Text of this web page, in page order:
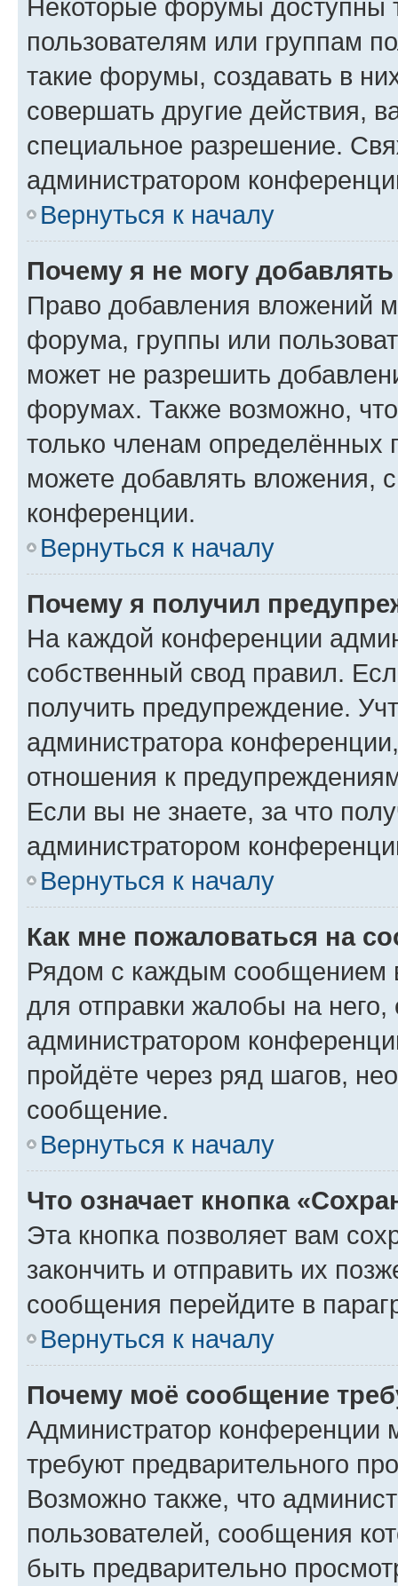
Некоторые форумы доступны
пользователям или группам
такие форумы, создавать в
совершать другие действия,
специальное разрешение.
администратором
Вернуться к началу
Почему я не могу
Право добавления вложений
форума, группы или
может не разрешить
форумах. Также возможно,
только членам определённых
можете добавлять вложения,
конференции.
Вернуться к началу
Почему я получил
На каждой конференции
собственный свод правил.
получить предупреждение.
администратора
отношения к
Если вы не знаете, за что
администратором
Вернуться к началу
Как мне пожаловаться на
Рядом с каждым сообщением
для отправки жалобы на
администратором
пройдёте через ряд шагов,
сообщение.
Вернуться к началу
Что означает кнопка
Эта кнопка позволяет вам
закончить и отправить их
сообщения перейдите в
Вернуться к началу
Почему моё сообщение
Администратор конференции
требуют предварительного
Возможно также, что
пользователей, сообщения
быть предварительно